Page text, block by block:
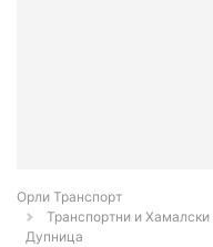
Орли Транспорт
Транспортни и
Дупница